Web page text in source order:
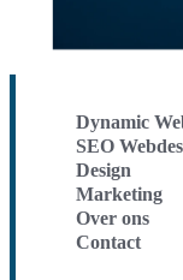
Dynamic
SEO
Design
Marketing
Over ons
Contact